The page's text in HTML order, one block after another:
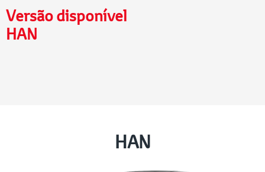
Versão disponível
HAN
HAN